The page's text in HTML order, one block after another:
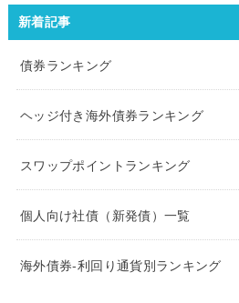
新着記事
債券ランキング
ヘッジ付き海外債券ランキング
スワップポイントランキング
個人向け社債（新発債）一覧
海外債券-利回り通貨別ランキング